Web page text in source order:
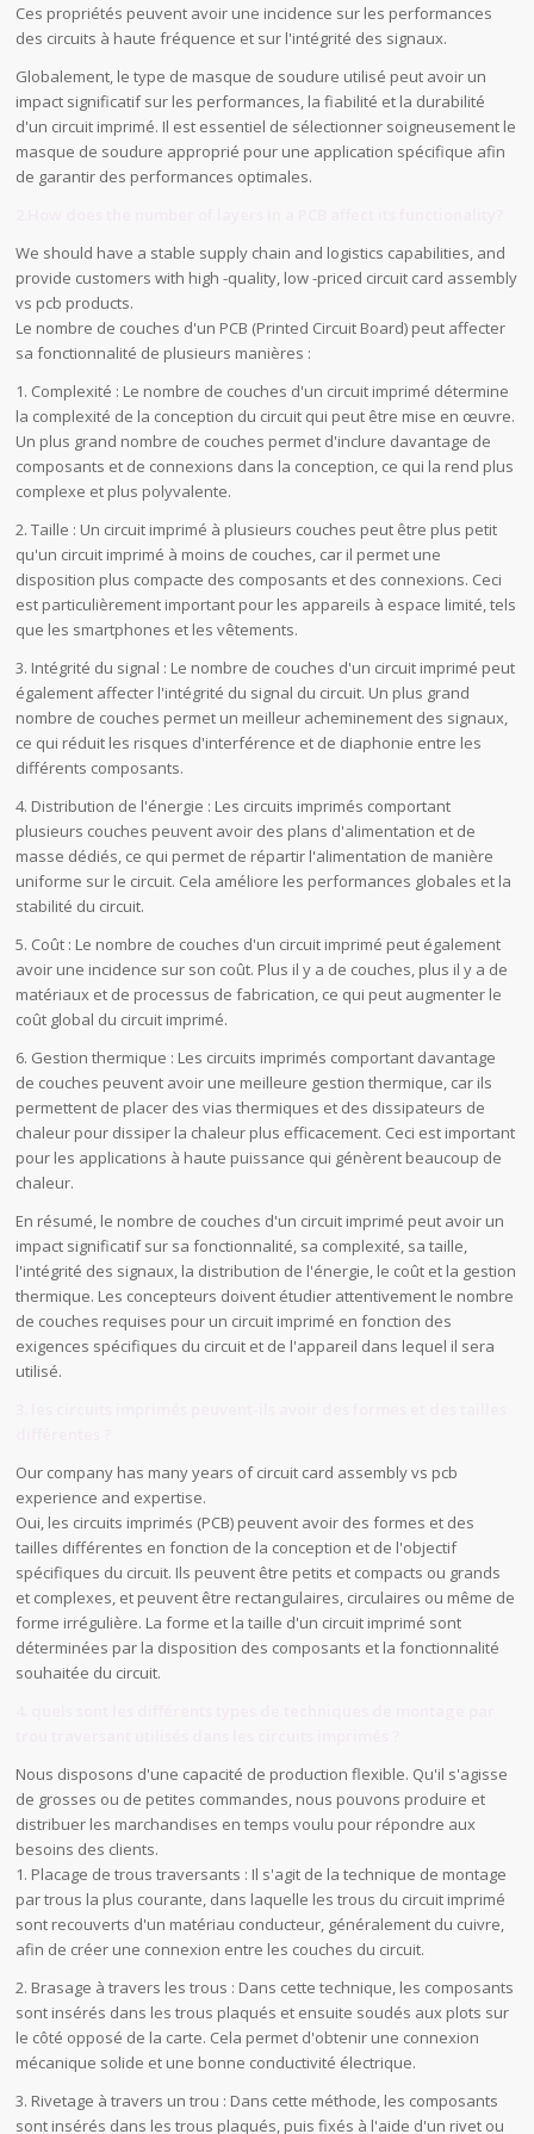
Ces propriétés peuvent avoir une incidence sur les performances
des circuits à haute fréquence et sur l'intégrité des signaux.
Globalement, le type de masque de soudure utilisé peut avoir un
impact significatif sur les performances, la fiabilité et la durabilité
d'un circuit imprimé. Il est essentiel de sélectionner soigneusement le
masque de soudure approprié pour une application spécifique afin
de garantir des performances optimales.
We should have a stable supply chain and logistics capabilities, and
provide customers with high -quality, low -priced circuit card assembly
vs pcb products.
Le nombre de couches d'un PCB (Printed Circuit Board) peut affecter
sa fonctionnalité de plusieurs manières :
1. Complexité : Le nombre de couches d'un circuit imprimé détermine
la complexité de la conception du circuit qui peut être mise en œuvre.
Un plus grand nombre de couches permet d'inclure davantage de
composants et de connexions dans la conception, ce qui la rend plus
complexe et plus polyvalente.
2. Taille : Un circuit imprimé à plusieurs couches peut être plus petit
qu'un circuit imprimé à moins de couches, car il permet une
disposition plus compacte des composants et des connexions. Ceci
est particulièrement important pour les appareils à espace limité, tels
que les smartphones et les vêtements.
3. Intégrité du signal : Le nombre de couches d'un circuit imprimé peut
également affecter l'intégrité du signal du circuit. Un plus grand
nombre de couches permet un meilleur acheminement des signaux,
ce qui réduit les risques d'interférence et de diaphonie entre les
différents composants.
4. Distribution de l'énergie : Les circuits imprimés comportant
plusieurs couches peuvent avoir des plans d'alimentation et de
masse dédiés, ce qui permet de répartir l'alimentation de manière
uniforme sur le circuit. Cela améliore les performances globales et la
stabilité du circuit.
5. Coût : Le nombre de couches d'un circuit imprimé peut également
avoir une incidence sur son coût. Plus il y a de couches, plus il y a de
matériaux et de processus de fabrication, ce qui peut augmenter le
coût global du circuit imprimé.
6. Gestion thermique : Les circuits imprimés comportant davantage
de couches peuvent avoir une meilleure gestion thermique, car ils
permettent de placer des vias thermiques et des dissipateurs de
chaleur pour dissiper la chaleur plus efficacement. Ceci est important
pour les applications à haute puissance qui génèrent beaucoup de
chaleur.
En résumé, le nombre de couches d'un circuit imprimé peut avoir un
impact significatif sur sa fonctionnalité, sa complexité, sa taille,
l'intégrité des signaux, la distribution de l'énergie, le coût et la gestion
thermique. Les concepteurs doivent étudier attentivement le nombre
de couches requises pour un circuit imprimé en fonction des
exigences spécifiques du circuit et de l'appareil dans lequel il sera
utilisé.
Our company has many years of circuit card assembly vs pcb
experience and expertise.
Oui, les circuits imprimés (PCB) peuvent avoir des formes et des
tailles différentes en fonction de la conception et de l'objectif
spécifiques du circuit. Ils peuvent être petits et compacts ou grands
et complexes, et peuvent être rectangulaires, circulaires ou même de
forme irrégulière. La forme et la taille d'un circuit imprimé sont
déterminées par la disposition des composants et la fonctionnalité
souhaitée du circuit.
Nous disposons d'une capacité de production flexible. Qu'il s'agisse
de grosses ou de petites commandes, nous pouvons produire et
distribuer les marchandises en temps voulu pour répondre aux
besoins des clients.
1. Placage de trous traversants : Il s'agit de la technique de montage
par trous la plus courante, dans laquelle les trous du circuit imprimé
sont recouverts d'un matériau conducteur, généralement du cuivre,
afin de créer une connexion entre les couches du circuit.
2. Brasage à travers les trous : Dans cette technique, les composants
sont insérés dans les trous plaqués et ensuite soudés aux plots sur
le côté opposé de la carte. Cela permet d'obtenir une connexion
mécanique solide et une bonne conductivité électrique.
3. Rivetage à travers un trou : Dans cette méthode, les composants
sont insérés dans les trous plaqués, puis fixés à l'aide d'un rivet ou